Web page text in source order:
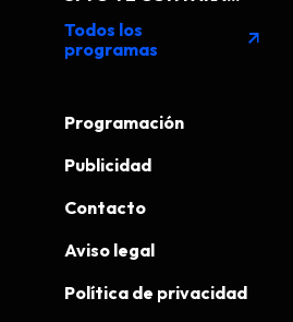
Todos los
programas
arrow_outward
Programación
Publicidad
Contacto
Aviso legal
Política de privacidad